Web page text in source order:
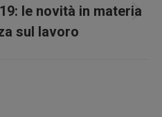
Prossimo
post:
le novità in materia
sul lavoro